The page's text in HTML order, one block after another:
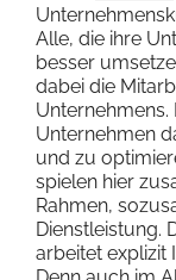
Alle, die ihre
besser
dabei die
Unternehmens.
Unternehmen
und zu
spielen hier
Rahmen,
Dienstleistung.
arbeitet explizit